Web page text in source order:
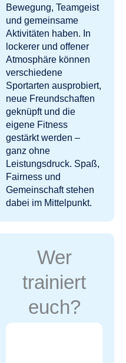
Bewegung, Teamgeist
und gemeinsame
Aktivitäten haben. In
lockerer und offener
Atmosphäre können
verschiedene
Sportarten ausprobiert,
neue Freundschaften
geknüpft und die
eigene Fitness
gestärkt werden –
ganz ohne
Leistungsdruck. Spaß,
Fairness und
Gemeinschaft stehen
dabei im Mittelpunkt.
Wer
trainiert
euch?